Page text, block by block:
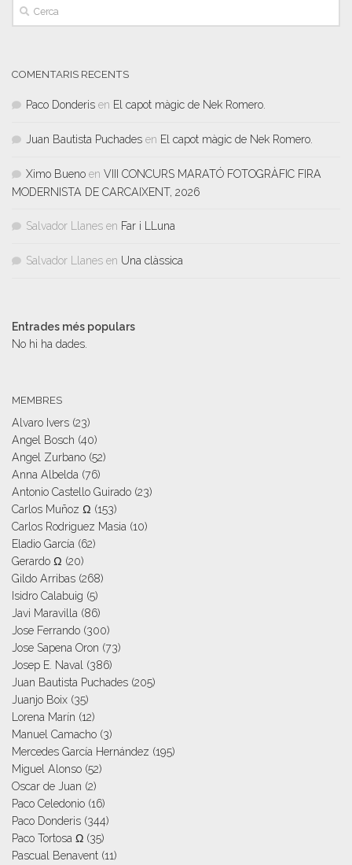
COMENTARIS RECENTS
Paco Donderis en El capot màgic de Nek Romero.
Juan Bautista Puchades en El capot màgic de Nek Romero.
Ximo Bueno en VIII CONCURS MARATÓ FOTOGRÀFIC FIRA
MODERNISTA DE CARCAIXENT, 2026
Salvador Llanes en Far i LLuna
Salvador Llanes en Una clàssica
Entrades més populars
No hi ha dades.
MEMBRES
Alvaro Ivers (23)
Angel Bosch (40)
Angel Zurbano (52)
Anna Albelda (76)
Antonio Castello Guirado (23)
Carlos Muñoz Ω (153)
Carlos Rodriguez Masia (10)
Eladio García (62)
Gerardo Ω (20)
Gildo Arribas (268)
Isidro Calabuig (5)
Javi Maravilla (86)
Jose Ferrando (300)
Jose Sapena Oron (73)
Josep E. Naval
(386)
Juan Bautista Puchades (205)
Juanjo Boix (35)
Lorena Marín (12)
Manuel Camacho (3)
Mercedes García Hernández (195)
Miguel Alonso (52)
Oscar de Juan (2)
Paco Celedonio (16)
Paco Donderis (344)
Paco Tortosa Ω (35)
Pascual Benavent (11)